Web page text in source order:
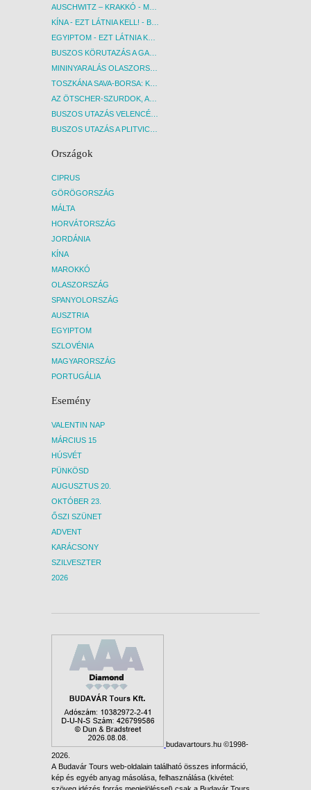
Országok
CIPRUS
GÖRÖGORSZÁG
MÁLTA
HORVÁTORSZÁG
JORDÁNIA
KÍNA
MAROKKÓ
OLASZORSZÁG
SPANYOLORSZÁG
AUSZTRIA
EGYIPTOM
SZLOVÉNIA
MAGYARORSZÁG
PORTUGÁLIA
Esemény
VALENTIN NAP
MÁRCIUS 15
HÚSVÉT
PÜNKÖSD
AUGUSZTUS 20.
OKTÓBER 23.
ŐSZI SZÜNET
ADVENT
KARÁCSONY
SZILVESZTER
2026
budavartours.hu ©1998-
2026.
A Budavár Tours web-oldalain található összes információ,
kép és egyéb anyag másolása, felhasználása (kivétel: